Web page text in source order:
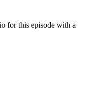
for this episode with a